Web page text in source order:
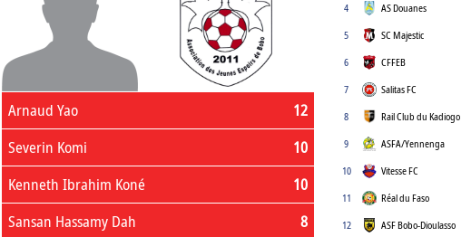
12
Arnaud Yao
10
Severin Komi
10
Kenneth Ibrahim Koné
8
Sansan Hassamy Dah
4
AS Douanes
5
SC Majestic
6
CFFEB
7
Salitas FC
8
Rail Club du Kadiogo
9
ASFA/Yennenga
10
Vitesse FC
11
Réal du Faso
12
ASF Bobo-Dioulasso